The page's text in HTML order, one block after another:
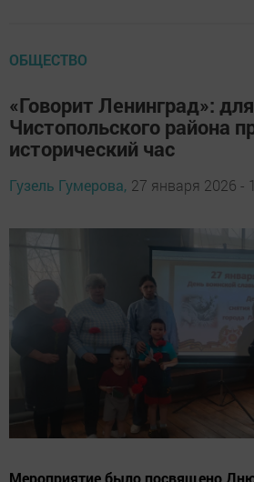
ОБЩЕСТВО
«Говорит Ленинград»:
Чистопольского района
исторический час
Гузель Гумерова, 27 января 2026 -
Мероприятие было посвящено